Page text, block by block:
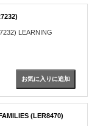
LEARNING
(LER8470)